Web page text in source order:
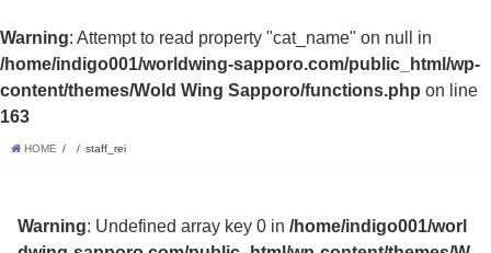
Warning: Attempt to read property "cat_name" on null in
/home/indigo001/worldwing-sapporo.com/public_html/wp-
content/themes/Wold Wing Sapporo/functions.php on line
163
HOME staff_rei
Warning: Undefined array key 0 in/home/indigo001/worl